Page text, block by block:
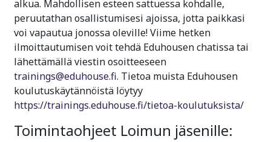
alkua. Mahdollisen esteen sattuessa kohdalle,
peruutathan osallistumisesi ajoissa, jotta paikkasi
voi vapautua jonossa oleville! Viime hetken
ilmoittautumisen voit tehdä Eduhousen chatissa tai
lähettämällä viestin osoitteeseen
trainings@eduhouse.fi. Tietoa muista Eduhousen
koulutuskäytännöistä löytyy
https://trainings.eduhouse.fi/tietoa-koulutuksista/
Toimintaohjeet Loimun jäsenille: